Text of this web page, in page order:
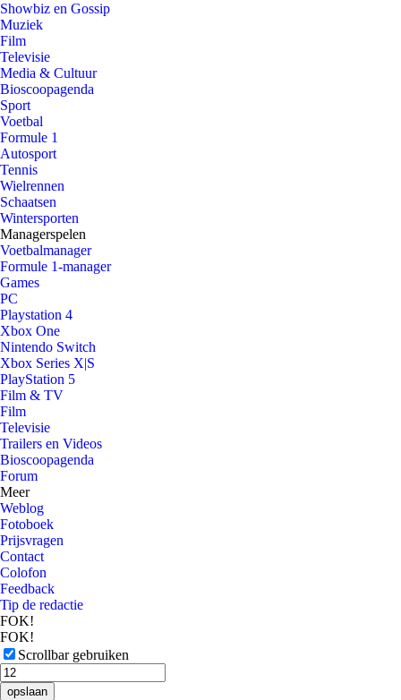
Showbiz en Gossip
Muziek
Film
Televisie
Media & Cultuur
Bioscoopagenda
Sport
Voetbal
Formule 1
Autosport
Tennis
Wielrennen
Schaatsen
Wintersporten
Managerspelen
Voetbalmanager
Formule 1-manager
Games
PC
Playstation 4
Xbox One
Nintendo Switch
Xbox Series X|S
PlayStation 5
Film & TV
Film
Televisie
Trailers en Videos
Bioscoopagenda
Forum
Meer
Weblog
Fotoboek
Prijsvragen
Contact
Colofon
Feedback
Tip de redactie
FOK!
FOK!
Scrollbar gebruiken
opslaan